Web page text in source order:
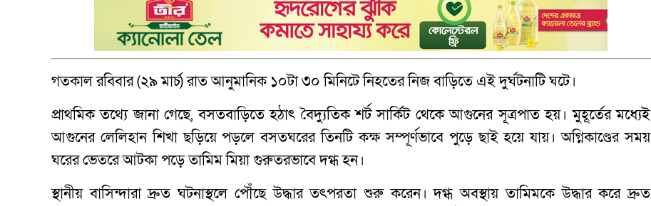
গতকাল রবিবার (২৯ মার্চ) রাত আনুমানিক ১০টা ৩০ মিনিটে নিহতের নিজ বাড়িতে এই দুর্ঘটনাটি ঘটে।
প্রাথমিক তথ্যে জানা গেছে, বসতবাড়িতে হঠাৎ বৈদ্যুতিক শর্ট সার্কিট থেকে আগুনের সূত্রপাত হয়। মুহূর্তের মধ্যেই
আগুনের লেলিহান শিখা ছড়িয়ে পড়লে বসতঘরের তিনটি কক্ষ সম্পূর্ণভাবে পুড়ে ছাই হয়ে যায়। অগ্নিকাণ্ডের সময়
ঘরের ভেতরে আটকা পড়ে তামিম মিয়া গুরুতরভাবে দগ্ধ হন।
স্থানীয় বাসিন্দারা দ্রুত ঘটনাস্থলে পৌঁছে উদ্ধার তৎপরতা শুরু করেন। দগ্ধ অবস্থায় তামিমকে উদ্ধার করে দ্রুত